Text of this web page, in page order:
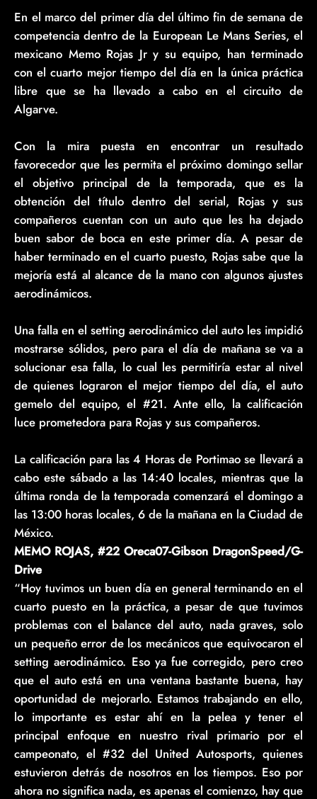
En el marco del primer día del último fin de semana de
competencia dentro de la European Le Mans Series, el
mexicano Memo Rojas Jr y su equipo, han terminado
con el cuarto mejor tiempo del día en la única práctica
libre que se ha llevado a cabo en el circuito de
Algarve.
Con la mira puesta en encontrar un resultado
favorecedor que les permita el próximo domingo sellar
el objetivo principal de la temporada, que es la
obtención del título dentro del serial, Rojas y sus
compañeros cuentan con un auto que les ha dejado
buen sabor de boca en este primer día. A pesar de
haber terminado en el cuarto puesto, Rojas sabe que la
mejoría está al alcance de la mano con algunos ajustes
aerodinámicos.
Una falla en el setting aerodinámico del auto les impidió
mostrarse sólidos, pero para el día de mañana se va a
solucionar esa falla, lo cual les permitiría estar al nivel
de quienes lograron el mejor tiempo del día, el auto
gemelo del equipo, el #21. Ante ello, la calificación
luce prometedora para Rojas y sus compañeros.
La calificación para las 4 Horas de Portimao se llevará a
cabo este sábado a las 14:40 locales, mientras que la
última ronda de la temporada comenzará el domingo a
las 13:00 horas locales, 6 de la mañana en la Ciudad de
México.
MEMO ROJAS, #22 Oreca07-Gibson DragonSpeed/G-
Drive
“Hoy tuvimos un buen día en general terminando en el
cuarto puesto en la práctica, a pesar de que tuvimos
problemas con el balance del auto, nada graves, solo
un pequeño error de los mecánicos que equivocaron el
setting aerodinámico. Eso ya fue corregido, pero creo
que el auto está en una ventana bastante buena, hay
oportunidad de mejorarlo. Estamos trabajando en ello,
lo importante es estar ahí en la pelea y tener el
principal enfoque en nuestro rival primario por el
campeonato, el #32 del United Autosports, quienes
estuvieron detrás de nosotros en los tiempos. Eso por
ahora no significa nada, es apenas el comienzo, hay que